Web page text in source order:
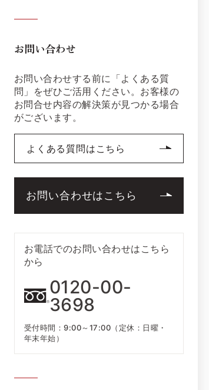
お問い合わせ
お問い合わせする前に「よくある質
問」をぜひご活用ください。お客様の
お問合せ内容の解決策が見つかる場合
がございます。
よくある質問はこちら
お問い合わせはこちら
お電話でのお問い合わせはこちら
から
0120-00-
3698
受付時間：9:00～17:00（定休：日曜・
年末年始）